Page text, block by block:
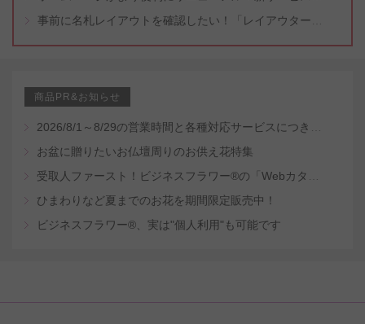
商品PR&お知らせ
お盆に贈りたいお仏壇周りのお供え花特集
ひまわりなど夏までのお花を期間限定販売中！
ビジネスフラワー®、実は"個人利用"も可能です